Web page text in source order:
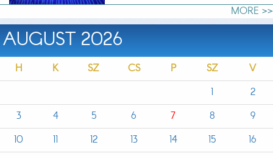
MORE >>
AUGUST 2026
H K SZ CS P SZ
V
1
2
3
4 5 6 7 8
9
10
11 12 13 14 15
16